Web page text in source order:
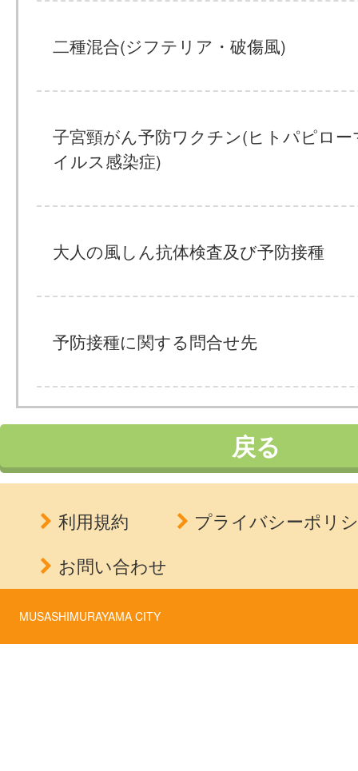
二種混合(ジフテリア・破傷風)
子宮頸がん予防ワクチン(ヒトパピロー
イルス感染症)
大人の風しん抗体検査及び予防接種
予防接種に関する問合せ先
戻る
利用規約
プライバシーポリ
お問い合わせ
MUSASHIMURAYAMA CITY